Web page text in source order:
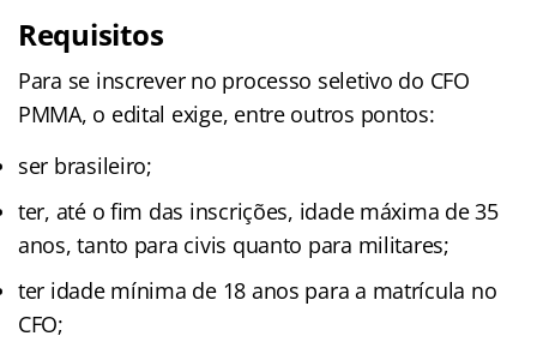
Requisitos
Para se inscrever no processo seletivo do CFO
PMMA, o edital exige, entre outros pontos:
ser brasileiro;
ter, até o fim das inscrições, idade máxima de 35
anos, tanto para civis quanto para militares;
ter idade mínima de 18 anos para a matrícula no
CFO;